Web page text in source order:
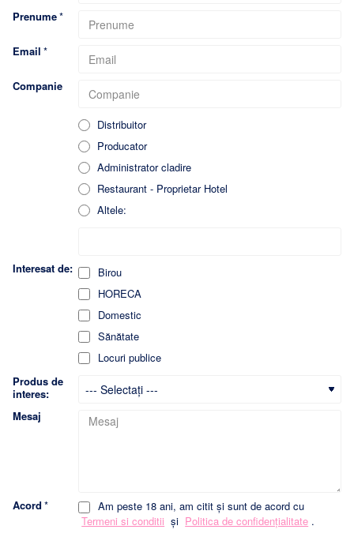
Prenume
Email
Companie
Distribuitor
Producator
Administrator cladire
Restaurant - Proprietar Hotel
Altele:
Interesat de:
Birou
HORECA
Domestic
Sănătate
Locuri publice
Produs de
interes:
Mesaj
Acord
Am peste 18 ani, am citit şi sunt de acord cu
Termeni si conditii și Politica de confidențialitate .